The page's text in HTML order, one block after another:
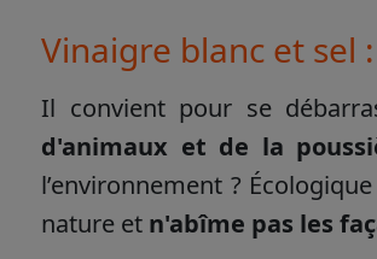
Vinaigre blanc et sel
Il convient pour se
d'animaux et de la
l’environnement ?
nature et n'abîme pas les